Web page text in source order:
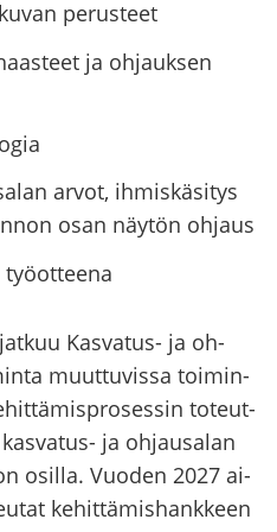
perusteet
ja ohjauksen
arvot, ihmiskäsitys
osan näytön ohjaus
työotteena
Kasvatus-​ ja oh­
muut­tu­vis­sa toi­min­
to­teut­
ja oh­jausa­lan
osil­la. Vuo­den 2027 ai­
ke­hit­tä­mis­hank­keen